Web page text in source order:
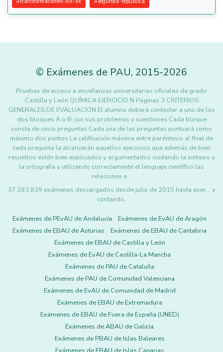
© Exámenes de PAU, 2015-2026
Pruebas de acceso a enseñanzas universitarias oficiales de grado
Castilla y León QUÍMICA EJERCICIO N Páginas 3 CRITERIOS
GENERALES DE EVALUACIÓN El alumno deberá contestar a uno de los
dos bloques A o B con sus problemas y cuestiones Cada bloque
consta de cinco preguntas Cada una de las preguntas puntuará como
máximo dos puntos La calificación máxima entre paréntesis al final de
cada pregunta la alcanzarán aquellos ejercicios que además de bien
resueltos estén bien explicados y argumentados cuidando la sintaxis y
la ortografía y utilizando correctamente el lenguaje científico las
relaciones e…
37.283.839 exámenes descargados desde julio de 2015 hasta ayer... y
contando.
Exámenes de PEvAU de Andalucía
Exámenes de EvAU de Aragón
Exámenes de EBAU de Asturias
Exámenes de EBAU de Cantabria
Exámenes de EBAU de Castilla y León
Exámenes de EvAU de Castilla-La Mancha
Exámenes de PAU de Cataluña
Exámenes de PAU de Comunidad Valenciana
Exámenes de EvAU de Comunidad de Madrid
Exámenes de EBAU de Extremadura
Exámenes de EBAU de Fuera de España (UNED)
Exámenes de ABAU de Galicia
Exámenes de PBAU de Islas Baleares